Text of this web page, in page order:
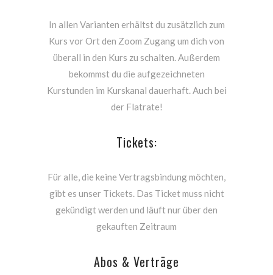
In allen Varianten erhältst du zusätzlich zum
Kurs vor Ort den Zoom Zugang um dich von
überall in den Kurs zu schalten. Außerdem
bekommst du die aufgezeichneten
Kurstunden im Kurskanal dauerhaft. Auch bei
der Flatrate!
Tickets:
Für alle, die keine Vertragsbindung möchten,
gibt es unser Tickets. Das Ticket muss nicht
gekündigt werden und läuft nur über den
gekauften Zeitraum
Abos & Verträge